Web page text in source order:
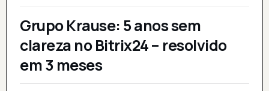
Grupo Krause: 5 anos sem
clareza no Bitrix24 – resolvido
em 3 meses